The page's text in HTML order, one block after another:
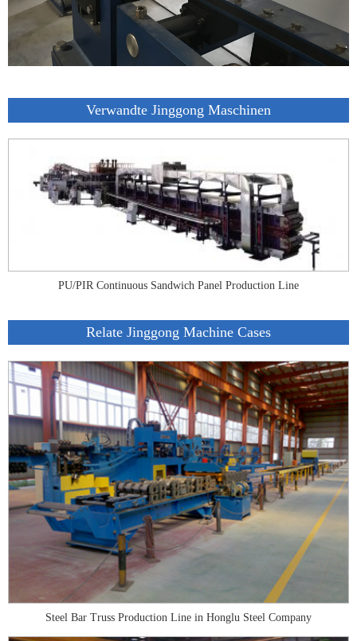
Verwandte Jinggong Maschinen
PU/PIR Continuous Sandwich Panel Production Line
Relate Jinggong Machine Cases
Steel Bar Truss Production Line in Honglu Steel Company